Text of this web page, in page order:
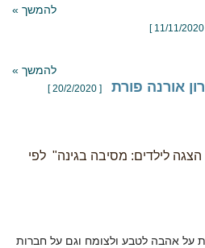
להמשך »
להמשך »
אורנה פורת [ 20/2/2020 ]
לילדים: מסיבה בגינה" לפי
על אהבה לטבע ולצומח וגם על חברות